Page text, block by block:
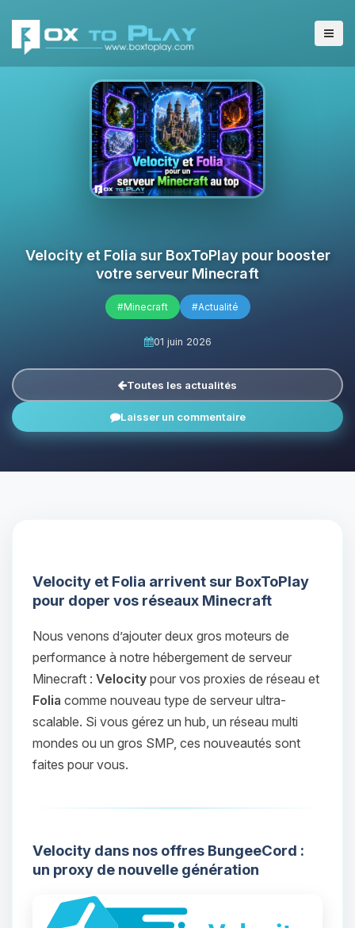
Velocity et Folia sur BoxToPlay pour booster
votre serveur Minecraft
#Minecraft #Actualité
01 juin 2026
Toutes les actualités
Laisser un commentaire
Velocity et Folia arrivent sur BoxToPlay
pour doper vos réseaux Minecraft
Nous venons d’ajouter deux gros moteurs de
performance à notre hébergement de serveur
Minecraft : Velocity pour vos proxies de réseau et
Folia comme nouveau type de serveur ultra-
scalable. Si vous gérez un hub, un réseau multi
mondes ou un gros SMP, ces nouveautés sont
faites pour vous.
Velocity dans nos offres BungeeCord :
un proxy de nouvelle génération